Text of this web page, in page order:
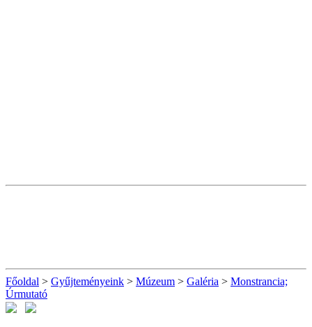
Főoldal > Gyűjteményeink > Múzeum > Galéria > Monstrancia;
Úrmutató